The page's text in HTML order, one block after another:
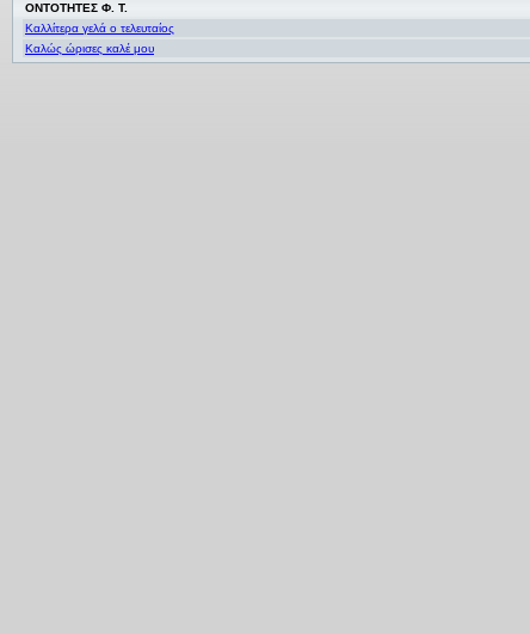
ΟΝΤΟΤΗΤΕΣ Φ. Τ.
Καλλίτερα γελά ο τελευταίος
Καλώς ώρισες καλέ μου